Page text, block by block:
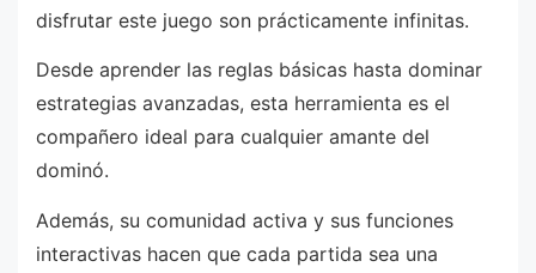
disfrutar este juego son prácticamente infinitas.
Desde aprender las reglas básicas hasta dominar
estrategias avanzadas, esta herramienta es el
compañero ideal para cualquier amante del
dominó.
Además, su comunidad activa y sus funciones
interactivas hacen que cada partida sea una